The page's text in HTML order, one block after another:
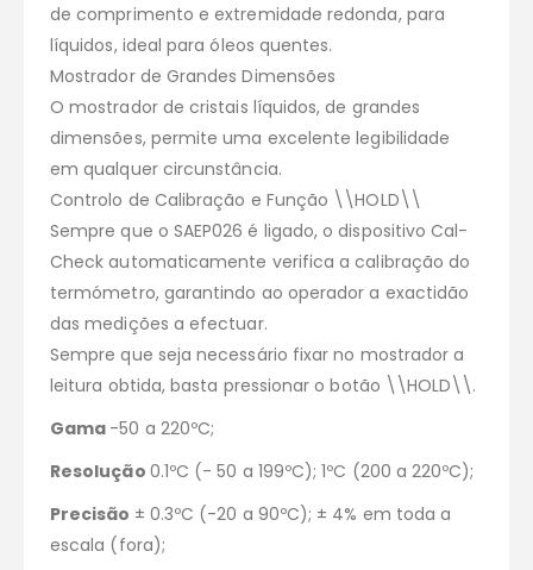
de comprimento e extremidade redonda, para
líquidos, ideal para óleos quentes.
Mostrador de Grandes Dimensões
O mostrador de cristais líquidos, de grandes
dimensões, permite uma excelente legibilidade
em qualquer circunstância.
Controlo de Calibração e Função \\HOLD\\
Sempre que o SAEP026 é ligado, o dispositivo Cal-
Check automaticamente verifica a calibração do
termómetro, garantindo ao operador a exactidão
das medições a efectuar.
Sempre que seja necessário fixar no mostrador a
leitura obtida, basta pressionar o botão \\HOLD\\.
Gama -50 a 220ºC;
Resolução 0.1ºC (- 50 a 199ºC); 1ºC (200 a 220ºC);
Precisão ± 0.3ºC (-20 a 90ºC); ± 4% em toda a
escala (fora);